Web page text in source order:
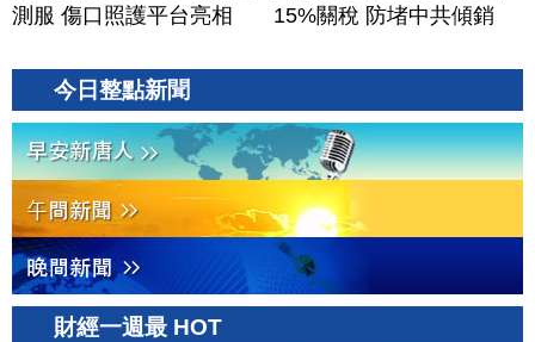
測服 傷口照護平台亮相
15%關稅 防堵中共傾銷
今日整點新聞
財經一週最 HOT